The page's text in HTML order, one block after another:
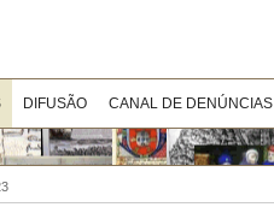
DIFUSÃO CANAL DE DENÚNCIAS